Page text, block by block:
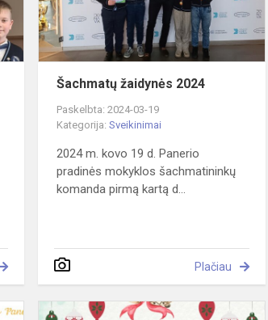
Šachmatų žaidynės 2024
Paskelbta: 2024-03-19
Kategorija:Sveikinimai
2024 m. kovo 19 d. Panerio
pradinės mokyklos šachmatininkų
komanda pirmą kartą d...
Plačiau
Su